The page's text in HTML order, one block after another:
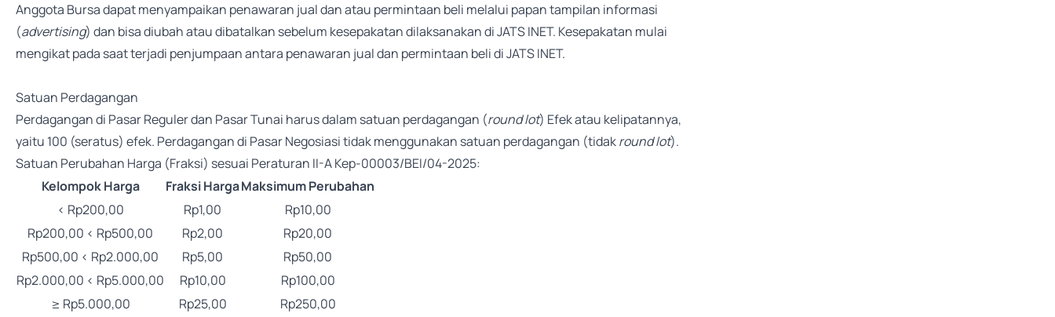
Anggota Bursa dapat menyampaikan penawaran jual dan atau permintaan beli melalui papan tampilan informasi
(advertising) dan bisa diubah atau dibatalkan sebelum kesepakatan dilaksanakan di JATS INET. Kesepakatan mulai
mengikat pada saat terjadi penjumpaan antara penawaran jual dan permintaan beli di JATS INET.
Satuan Perdagangan
Perdagangan di Pasar Reguler dan Pasar Tunai harus dalam satuan perdagangan (round lot) Efek atau kelipatannya,
yaitu 100 (seratus) efek. Perdagangan di Pasar Negosiasi tidak menggunakan satuan perdagangan (tidakround lot).
Satuan Perubahan Harga (Fraksi) sesuai Peraturan II-A Kep-00003/BEI/04-2025:
Kelompok Harga
Fraksi HargaMaksimum Perubahan
< Rp200,00
Rp1,00
Rp10,00
Rp200,00 < Rp500,00
Rp2,00
Rp20,00
Rp500,00 < Rp2.000,00
Rp5,00
Rp50,00
Rp2.000,00 < Rp5.000,00
Rp10,00
Rp100,00
≥ Rp5.000,00
Rp25,00
Rp250,00